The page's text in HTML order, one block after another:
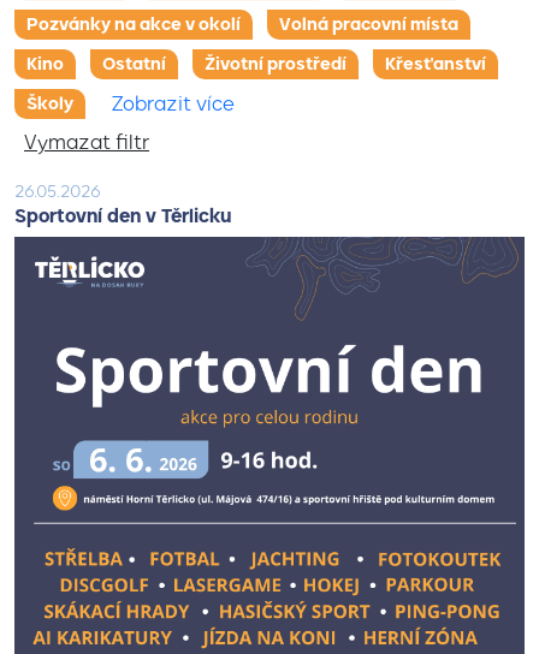
Pozvánky na akce v okolí Volná pracovní místa
Kino Ostatní Životní prostředí Křesťanství
Školy
Zobrazit více
Vymazat filtr
26.05.2026
Sportovní den v Těrlicku